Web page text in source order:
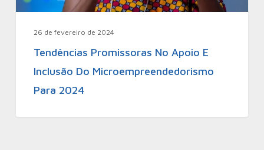
26 de fevereiro de 2024
Tendências Promissoras No Apoio E
Inclusão Do Microempreendedorismo
Para 2024